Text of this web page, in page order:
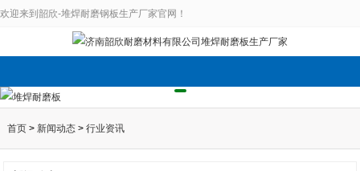
欢迎来到韶欣-堆焊耐磨钢板生产厂家官网！
首页> 新闻动态> 行业资讯